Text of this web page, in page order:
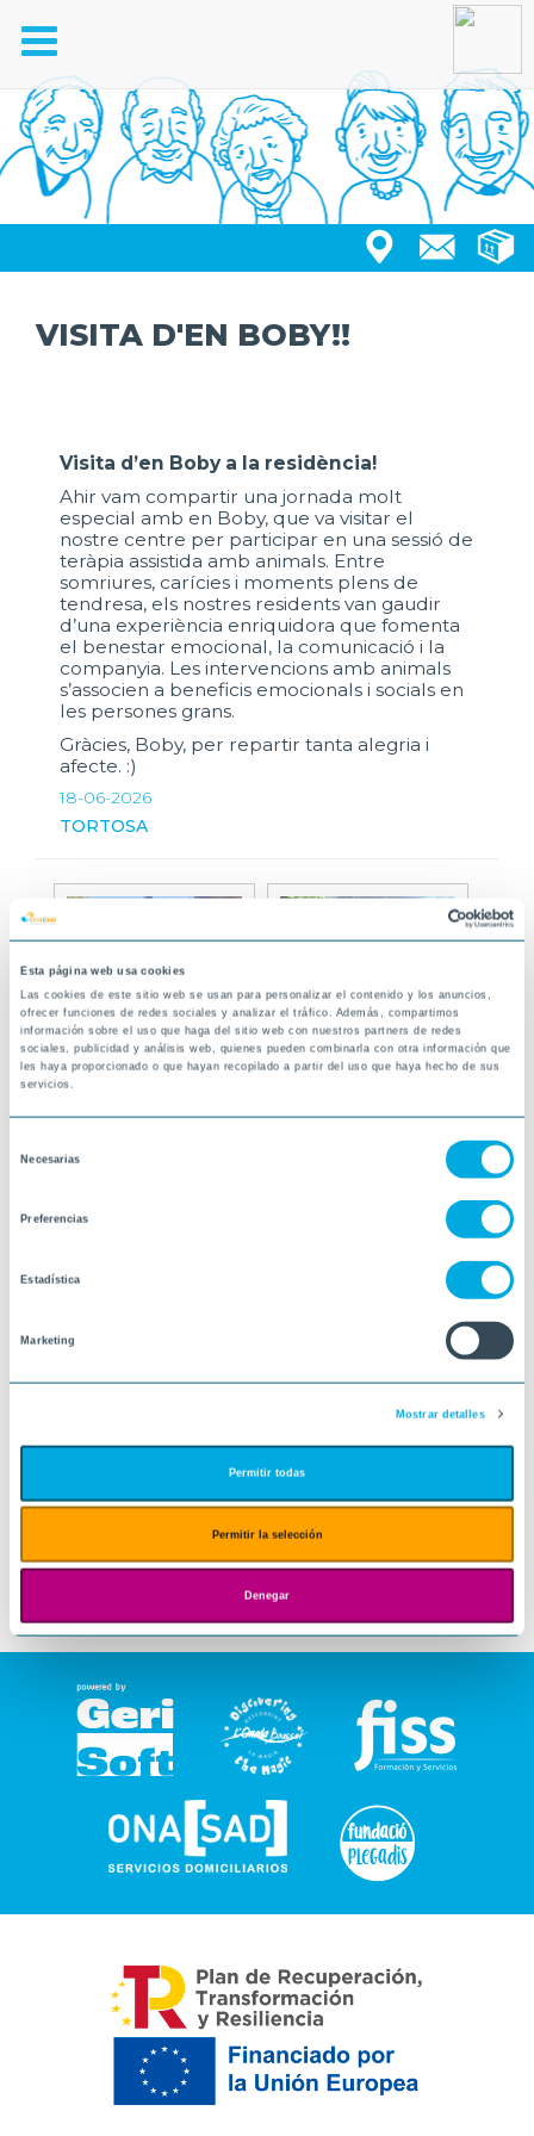
Esta página web usa cookies
Las cookies de este sitio web se usan para personalizar el contenido y los anuncios,
ofrecer funciones de redes sociales y analizar el tráfico. Además, compartimos
información sobre el uso que haga del sitio web con nuestros partners de redes
sociales, publicidad y análisis web, quienes pueden combinarla con otra información que
les haya proporcionado o que hayan recopilado a partir del uso que haya hecho de sus
servicios.
Necesarias
Preferencias
Estadística
Marketing
Mostrar detalles
Permitir todas
Permitir la selección
Denegar
Toggle
navigation
VISITA D'EN BOBY!!
Visita d’en Boby a la residència!
Ahir vam compartir una jornada molt
especial amb en Boby, que va visitar el
nostre centre per participar en una sessió de
teràpia assistida amb animals. Entre
somriures, carícies i moments plens de
tendresa, els nostres residents van gaudir
d’una experiència enriquidora que fomenta
el benestar emocional, la comunicació i la
companyia. Les intervencions amb animals
s’associen a beneficis emocionals i socials en
les persones grans.
Gràcies, Boby, per repartir tanta alegria i
afecte. :)
18-06-2026
TORTOSA